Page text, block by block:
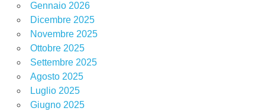
Gennaio 2026
Dicembre 2025
Novembre 2025
Ottobre 2025
Settembre 2025
Agosto 2025
Luglio 2025
Giugno 2025